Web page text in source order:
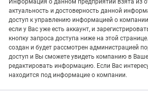
Информация о данном предприятии взята из
актуальность и достоверность данной
доступ к управлению информацией о
если у Вас уже есть аккаунт, и
кнопку запроса доступа ниже на этой
создан и будет рассмотрен администрацией
доступ и Вы сможете увидеть компанию в
редактировать информацию. Если Вас
находится под информацие о компании.